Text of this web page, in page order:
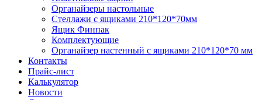
Органайзеры настольные
Стеллажи с ящиками 210*120*70мм
Ящик Финпак
Комплектующие
Органайзер настенный с ящиками 210*120*70 мм
Контакты
Прайс-лист
Калькулятор
Новости